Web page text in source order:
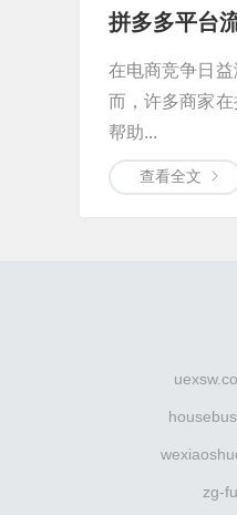
拼多多平台
在电商竞争日
而，许多商家
帮助...
查看全文
zg-